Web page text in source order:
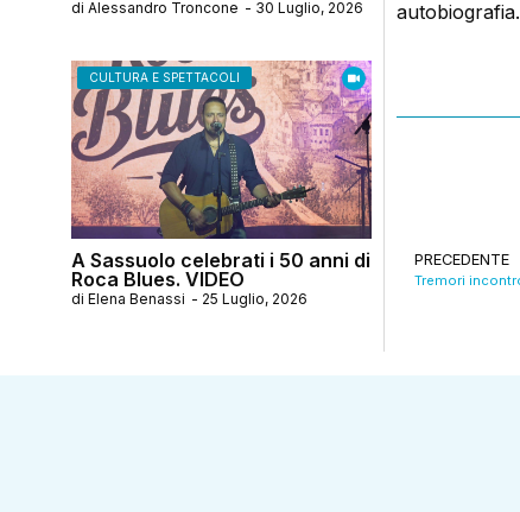
di Alessandro Troncone - 30 Luglio, 2026
CULTURA E SPETTACOLI
A Sassuolo celebrati i 50 anni di
Roca Blues. VIDEO
di Elena Benassi - 25 Luglio, 2026
autobiografia.
PRECEDENTE